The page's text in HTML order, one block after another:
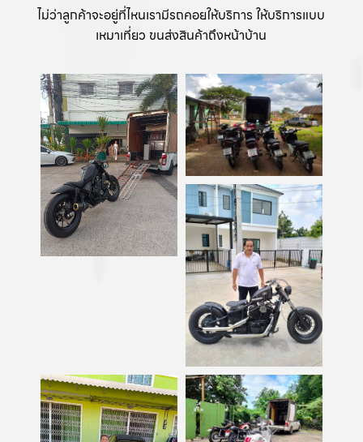
ไม่ว่าลูกค้าจะอยู่ที่ไหนเรามีรถคอยให้บริการ ให้บริการแบบ
เหมาเที่ยว ขนส่งสินค้าถึงหน้าบ้าน​